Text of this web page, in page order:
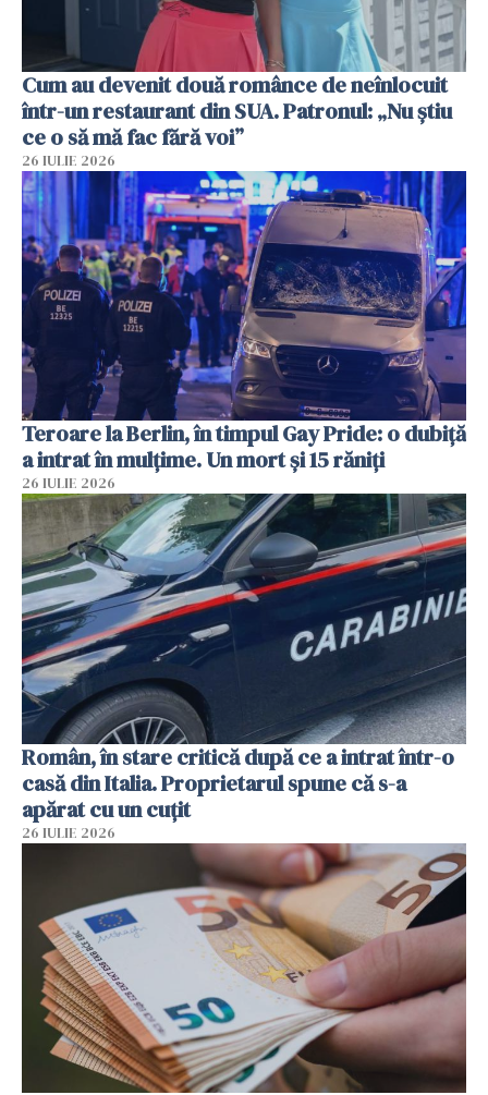
Cum au devenit două românce de neînlocuit
într-un restaurant din SUA. Patronul: „Nu știu
ce o să mă fac fără voi”
26 IULIE 2026
Teroare la Berlin, în timpul Gay Pride: o dubiță
a intrat în mulțime. Un mort și 15 răniți
26 IULIE 2026
Român, în stare critică după ce a intrat într-o
casă din Italia. Proprietarul spune că s-a
apărat cu un cuțit
26 IULIE 2026